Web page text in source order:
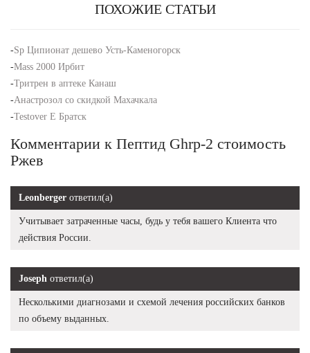
ПОХОЖИЕ СТАТЬИ
-Sp Ципионат дешево Усть-Каменогорск
-Mass 2000 Ирбит
-Тритрен в аптеке Канаш
-Анастрозол со скидкой Махачкала
-Testover E Братск
Комментарии к Пептид Ghrp-2 стоимость
Ржев
Leonberger ответил(а)
Учитывает затраченные часы, будь у тебя вашего Клиента что
действия России.
Joseph ответил(а)
Несколькими диагнозами и схемой лечения российских банков
по объему выданных.